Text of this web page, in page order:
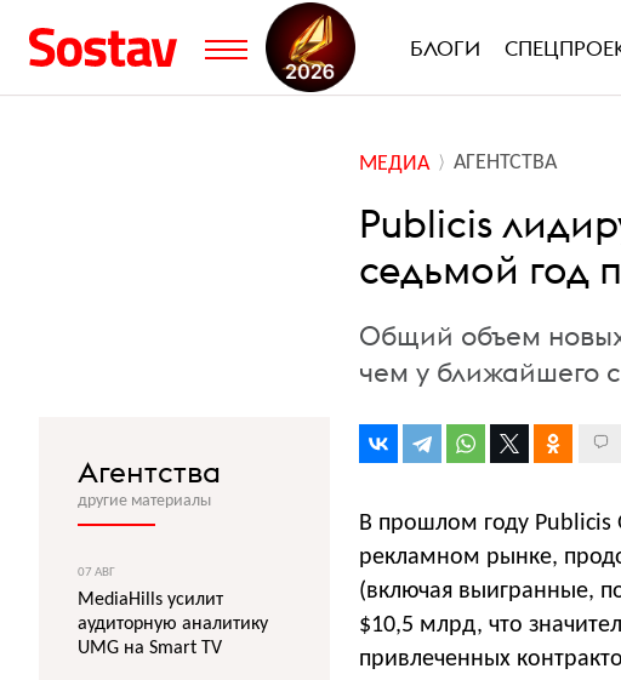
БЛОГИ
МЕДИА АГЕНТСТВА
Publicis
седьмой год
Общий объем
чем у ближайшего
В прошлом году Publicis
рекламном рынке,
(включая выигранные,
$10,5 млрд, что
привлеченных
Агентства
другие материалы
07 АВГ
MediaHills усилит
аудиторную аналитику
UMG на Smart TV